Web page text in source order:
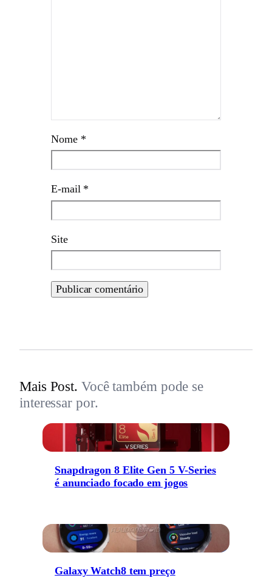
Nome *
E-mail *
Site
Mais Post. Você também pode se
interessar por.
Snapdragon 8 Elite Gen 5 V-Series
é anunciado focado em jogos
Galaxy Watch8 tem preço